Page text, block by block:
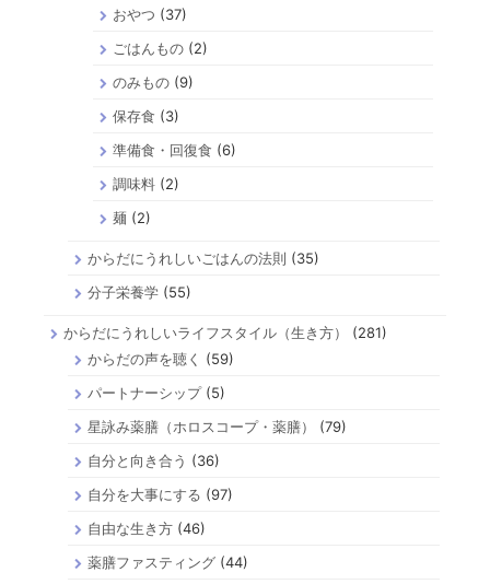
おやつ (37)
ごはんもの(2)
のみもの(9)
保存食 (3)
準備食・回復食 (6)
調味料(2)
麺 (2)
からだにうれしいごはんの法則 (35)
分子栄養学 (55)
からだにうれしいライフスタイル（生き方）
(281)
からだの声を聴く
(59)
パートナーシップ(5)
星詠み薬膳（ホロスコープ・薬膳）
(79)
自分と向き合う (36)
自分を大事にする (97)
自由な生き方 (46)
薬膳ファスティング (44)